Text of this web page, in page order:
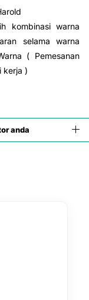
kombinasi warna
selama warna
( Pemesanan
kerja )
anda